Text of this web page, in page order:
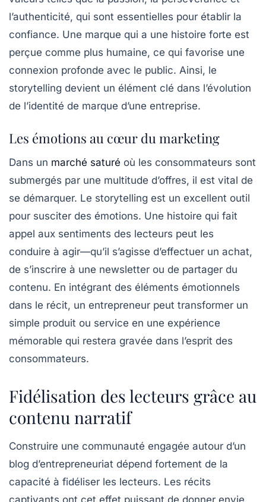
l’authenticité, qui sont essentielles pour établir la
confiance. Une marque qui a une histoire forte est
perçue comme plus humaine, ce qui favorise une
connexion profonde avec le public. Ainsi, le
storytelling devient un élément clé dans l’évolution
de l’identité de marque d’une entreprise.
Les émotions au cœur du marketing
Dans un marché saturé où les consommateurs sont
submergés par une multitude d’offres, il est vital de
se démarquer. Le storytelling est un excellent outil
pour susciter des émotions. Une histoire qui fait
appel aux sentiments des lecteurs peut les
conduire à agir—qu’il s’agisse d’effectuer un achat,
de s’inscrire à une newsletter ou de partager du
contenu. En intégrant des éléments émotionnels
dans le récit, un entrepreneur peut transformer un
simple produit ou service en une expérience
mémorable qui restera gravée dans l’esprit des
consommateurs.
Fidélisation des lecteurs grâce au
contenu narratif
Construire une communauté engagée autour d’un
blog d’entrepreneuriat dépend fortement de la
capacité à fidéliser les lecteurs. Les récits